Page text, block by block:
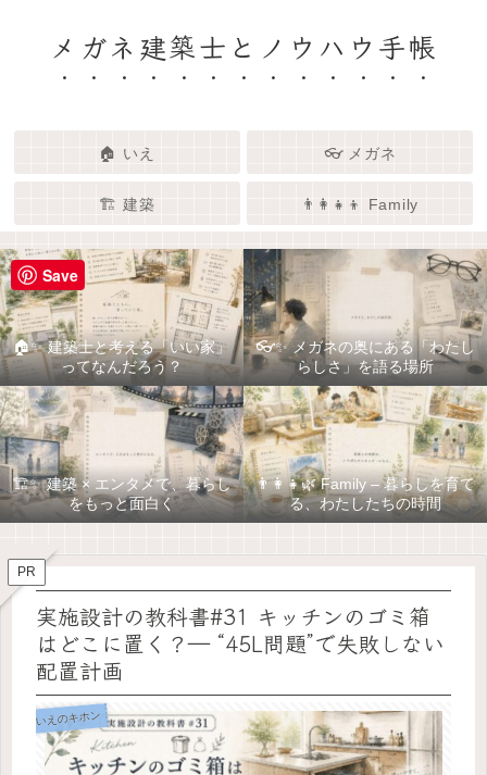
メガネ建築士とノウハウ手帳
🏠 いえ 👓 メガネ
🏗️ 建築 👨‍👩‍👧‍👦 Family
🏠✨ 建築士と考える「いい家」
ってなんだろう？
👓✨ メガネの奥にある「わたし
らしさ」を語る場所
🏗️✨ 建築 × エンタメで、暮らし
をもっと面白く
👨‍👩‍👧🌿 Family – 暮らしを育て
る、わたしたちの時間
PR
実施設計の教科書#31 キッチンのゴミ箱
はどこに置く？― “45L問題”で失敗しない
配置計画
いえのキホン
Save